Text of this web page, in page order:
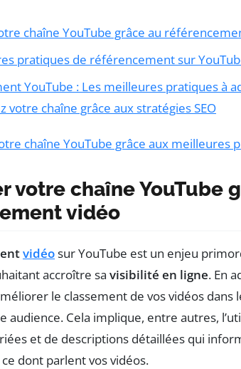
chaîne YouTube grâce au
pratiques de référencement sur
YouTube : Les meilleures pratiques à
votre chaîne grâce aux stratégies SEO
chaîne YouTube grâce aux meilleures
votre chaîne YouTube
vidéo
vidéosur YouTube est un enjeu
accroître sa visibilité en ligne. En
le classement de vos vidéos
audience. Cela implique, entre autres,
et de descriptions détaillées qui
dont parlent vos vidéos.